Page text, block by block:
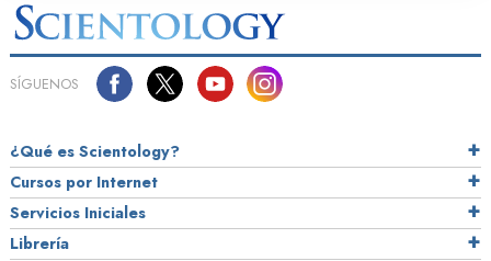
SÍGUENOS
¿Qué es Scientology?
Cursos por Internet
Servicios Iniciales
Librería